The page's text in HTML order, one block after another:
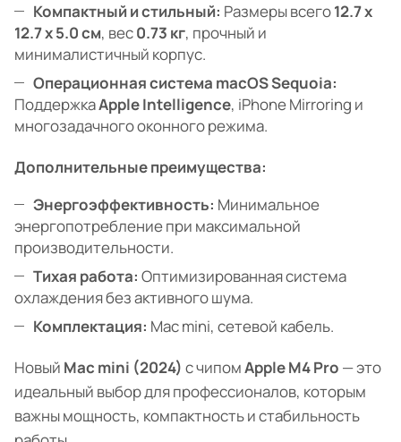
Компактный и стильный: Размеры всего12.7 x
12.7 x 5.0 см, вес0.73 кг, прочный и
минималистичный корпус.
Операционная система macOS Sequoia:
ПоддержкаApple Intelligence, iPhone Mirroring и
многозадачного оконного режима.
Дополнительные преимущества:
Энергоэффективность: Минимальное
энергопотребление при максимальной
производительности.
Тихая работа: Оптимизированная система
охлаждения без активного шума.
Комплектация: Mac mini, сетевой кабель.
Новый Mac mini (2024) с чипомApple M4 Pro — это
идеальный выбор для профессионалов, которым
важны мощность, компактность и стабильность